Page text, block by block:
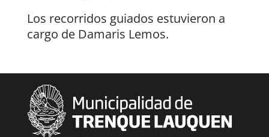
Los recorridos guiados estuvieron a
cargo de Damaris Lemos.